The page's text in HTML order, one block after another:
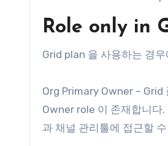
Role only in
Grid plan 을 사용하는 경
Org Primary Owner –
Owner role 이 존재합니다
과 채널 관리툴에 접근할